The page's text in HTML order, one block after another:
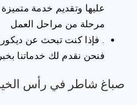
عليها وتقديم خدمة
مرحلة من مراحل العمل
. فإذا كنت تبحث عن
فنحن نقدم لك خدماتنا
صباغ شاطر في رأس